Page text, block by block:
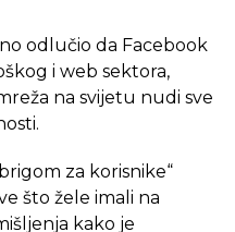
odlučio da Facebook
i web sektora,
na svijetu nudi sve
za korisnike“
što žele imali na
kako je